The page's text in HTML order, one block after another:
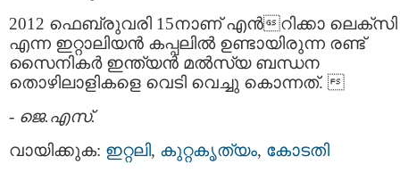
2012 ഫെബ്രുവരി 15നാണ് എൻറിക്കാ ലെക്സി
എന്ന ഇറ്റാലിയൻ കപ്പലിൽ ഉണ്ടായിരുന്ന രണ്ട്
സൈനികർ ഇന്ത്യൻ മൽസ്യ ബന്ധന
തൊഴിലാളികളെ വെടി വെച്ചു കൊന്നത്.
- ജെ.എസ്.
വായിക്കുക: ഇറ്റലി, കുറ്റകൃത്യം, കോടതി